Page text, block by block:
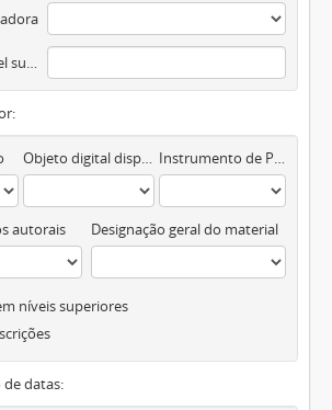
Descrição em nível superior
Objeto digital disponível Instrumento de Pesquisa
autorais Designação geral do material
níveis superiores
datas: